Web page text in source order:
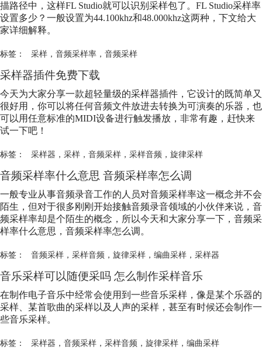
描路径中，这样FL Studio就可以识别采样包了。FL Studio采样率
设置多少？一般设置为44.100khz和48.000khz这两种，下文给大
家详细解释。
标签： 采样， 音频采样率， 音频采样
采样器插件免费下载
今天为大家分享一款超轻量级的采样器插件，它设计的既简单又
很好用，你可以将任何音频文件放进去转换为可演奏的乐器，也
可以用任意标准的MIDI设备进行触发播放，非常有趣，赶快来
试一下吧！
标签： 采样器 ， 采样， 音频采样， 采样音频， 旋律采样
音频采样率什么意思 音频采样率怎么调
一般专业从事音频录音工作的人员对音频采样率这一概念并不会
陌生，但对于很多刚刚开始接触音频录音领域的小伙伴来说，音
频采样率却是个陌生的概念，所以今天和大家分享一下，音频采
样率什么意思，音频采样率怎么调。
标签： 音频采样， 采样音频， 旋律采样， 编曲采样， 采样器
音乐采样可以随便采吗 怎么制作采样音乐
在制作电子音乐中经常会使用到一些音乐采样，像是某个乐器的
采样、某首歌曲的采样以及人声的采样，甚至有时候还会制作一
些音乐采样。
标签： 采样器 ， 音频采样， 采样音频， 旋律采样， 编曲采样